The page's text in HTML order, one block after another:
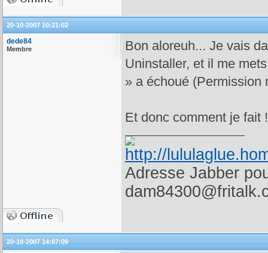
20-10-2007 10:21:02
dede84
Membre
Bon aloreuh... Je vais
Uninstaller, et il me
» a échoué (Permission
Et donc comment je fait
Adresse Jabber
20-10-2007 14:07:09